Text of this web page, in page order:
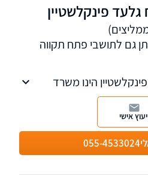
גלעד פינקלשטיין
גם לתושבי פתח תקווה
הינו משרד
היבטי המשפט המסחרי.
מחברת בין משפט
חשבונאיות
בפגישת ייעוץ קצרה
055-4533024
אישי